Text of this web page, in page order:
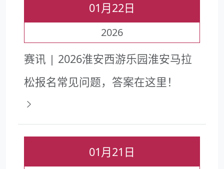
01月22日
2026
赛讯 | 2026淮安西游乐园淮安马拉
松报名常见问题，答案在这里！
01月21日